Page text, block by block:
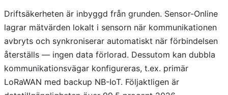
Driftsäkerheten är inbyggd från grunden. Sensor-Online
lagrar mätvärden lokalt i sensorn när kommunikationen
avbryts och synkroniserar automatiskt när förbindelsen
återställs — ingen data förlorad. Dessutom kan dubbla
kommunikationsvägar konfigureras, t.ex. primär
LoRaWAN med backup NB-IoT. Följaktligen är